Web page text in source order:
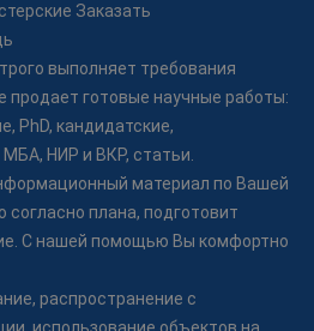
Заказать
выполняет требования
продает готовые научные работы:
PhD, кандидатские,
НИР и ВКР, статьи.
материал по Вашей
согласно плана, подготовит
С нашей помощью Вы комфортно
распространение с